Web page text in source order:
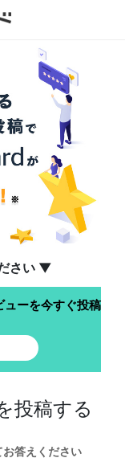
さい ▼
ーを今すぐ投稿
投稿する
答えください